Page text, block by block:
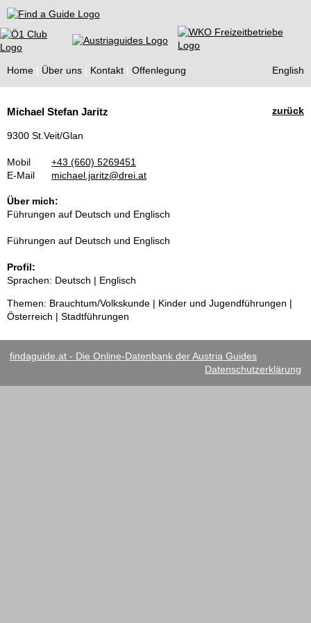
Find a Guide
Home Über uns Kontakt Offenlegung English
Guides
zurück
Michael Stefan Jaritz
9300 St.Veit/Glan
Mobil
+43 (660) 5269451
E-Mail
michael.jaritz@drei.at
Über mich:
Führungen auf Deutsch und Englisch
Führungen auf Deutsch und Englisch
Profil:
Sprachen: Deutsch | Englisch
Themen: Brauchtum/Volkskunde | Kinder und Jugendführungen |
Österreich | Stadtführungen
findaguide.at - Die Online-Datenbank der Austria Guides
Datenschutzerklärung